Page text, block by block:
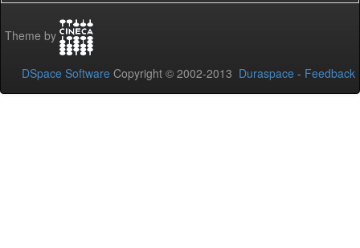
Theme by
DSpace Software Copyright © 2002-2013 Duraspace - Feedback